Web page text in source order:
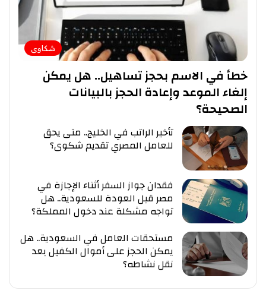
شكاوى
خطأ في الاسم بحجز تساهيل.. هل يمكن
إلغاء الموعد وإعادة الحجز بالبيانات
الصحيحة؟
تأخير الراتب في الخليج.. متى يحق
للعامل المصري تقديم شكوى؟
فقدان جواز السفر أثناء الإجازة في
مصر قبل العودة للسعودية.. هل
تواجه مشكلة عند دخول المملكة؟
مستحقات العامل في السعودية.. هل
يمكن الحجز على أموال الكفيل بعد
نقل نشاطه؟